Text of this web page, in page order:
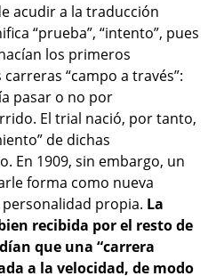
acudir a la traducción
“prueba”, “intento”, pues
los primeros
“campo a través”:
pasar o no por
El trial nació, por tanto,
de dichas
En 1909, sin embargo, un
forma como nueva
propia. La
recibida por el resto de
que una “carrera
a la velocidad, de modo